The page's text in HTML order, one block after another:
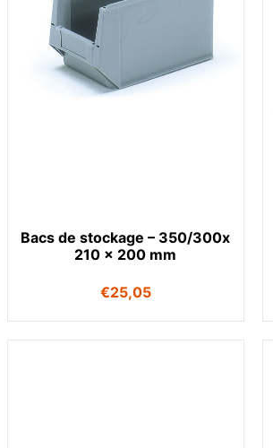
Bacs de stockage – 350/300x
210 x 200 mm
€25,05